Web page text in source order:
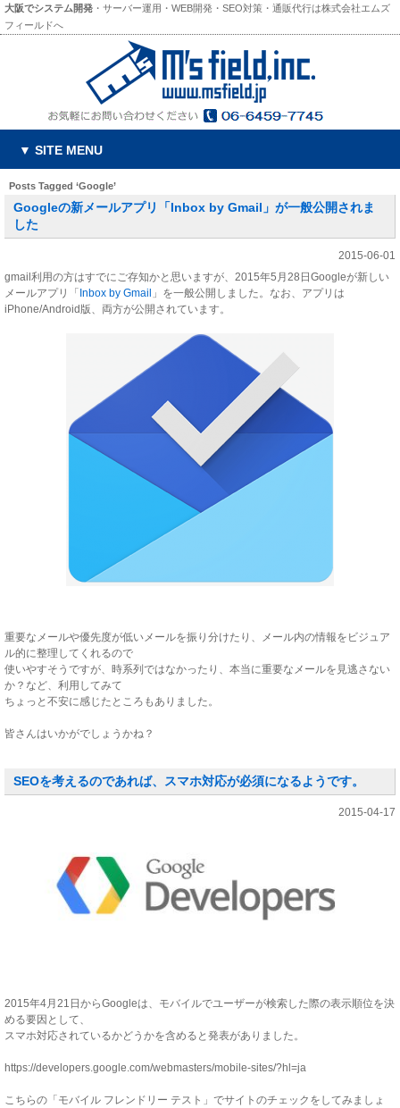
大阪でシステム開発 ・サーバー運用・WEB開発・SEO対策・通販代行は株式会社エムズ
フィールドへ
▼ SITE MENU
Posts Tagged ‘Google’
Googleの新メールアプリ「Inbox by Gmail」が一般公開されま
した
2015-06-01
gmail利用の方はすでにご存知かと思いますが、2015年5月28日Googleが新しい
メールアプリ「 Inbox by Gmail 」を一般公開しました。なお、アプリは
iPhone/Android版、両方が公開されています。
重要なメールや優先度が低いメールを振り分けたり、メール内の情報をビジュア
ル的に整理してくれるので
使いやすそうですが、時系列ではなかったり、本当に重要なメールを見逃さない
か？など、利用してみて
ちょっと不安に感じたところもありました。
皆さんはいかがでしょうかね？
SEOを考えるのであれば、スマホ対応が必須になるようです。
2015-04-17
2015年4月21日からGoogleは、モバイルでユーザーが検索した際の表示順位を決
める要因として、
スマホ対応されているかどうかを含めると発表がありました。
https://developers.google.com/webmasters/mobile-sites/?hl=ja
こちらの「モバイル フレンドリー テスト」でサイトのチェックをしてみましょ